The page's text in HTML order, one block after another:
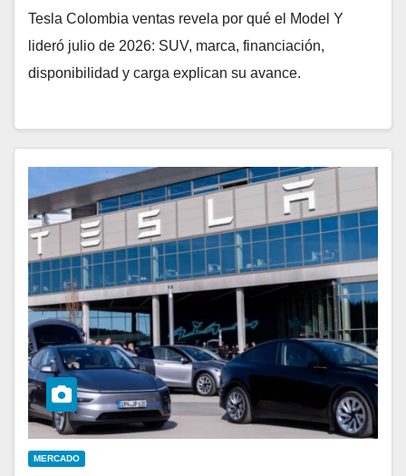
Tesla Colombia ventas revela por qué el Model Y
lideró julio de 2026: SUV, marca, financiación,
disponibilidad y carga explican su avance.
MERCADO